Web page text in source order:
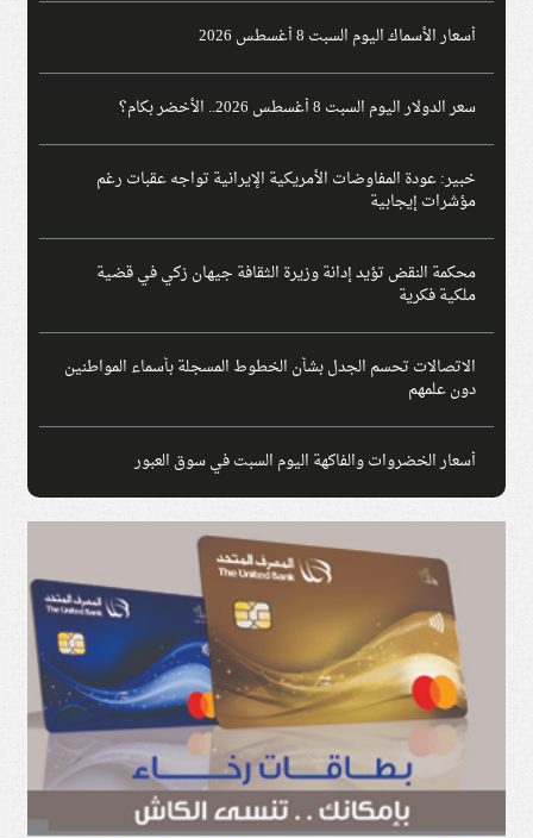
أسعار الأسماك اليوم السبت 8 أغسطس 2026
سعر الدولار اليوم السبت 8 أغسطس 2026.. الأخضر بكام؟
خبير: عودة المفاوضات الأمريكية الإيرانية تواجه عقبات رغم
مؤشرات إيجابية
محكمة النقض تؤيد إدانة وزيرة الثقافة جيهان زكي في قضية
ملكية فكرية
الاتصالات تحسم الجدل بشأن الخطوط المسجلة بأسماء المواطنين
دون علمهم
أسعار الخضروات والفاكهة اليوم السبت في سوق العبور